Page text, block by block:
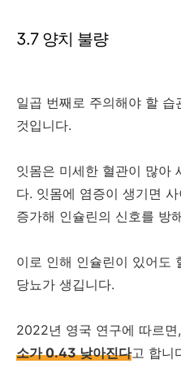
3.7 양치 불량
일곱 번째로 주의해야 할
것입니다.
잇몸은 미세한 혈관이 많아
다. 잇몸에 염증이 생기면
증가해 인슐린의 신호를 방
이로 인해 인슐린이 있어도
당뇨가 생깁니다.
2022년 영국 연구에 따르면,
소가 0.43 낮아진다고 합니